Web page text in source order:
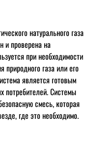
натурального газа
и проверена на
при необходимости
природного газа или его
является готовым
потребителей. Системы
смесь, которая
где это необходимо.